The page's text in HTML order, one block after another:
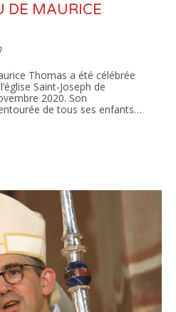
DE MAURICE
Thomas a été célébrée
Saint-Joseph de
2020. Son
de tous ses enfants…